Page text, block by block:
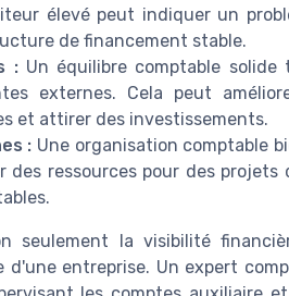
élevé peut indiquer un
de financement stable.
:Un équilibre comptable solide
externes. Cela peut
et attirer des investissements.
: Une organisation comptable
des ressources pour des
seulement la visibilité
entreprise. Un expert